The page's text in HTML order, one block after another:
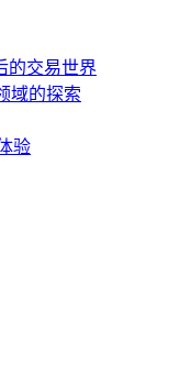
的交易世界
域的探索
验